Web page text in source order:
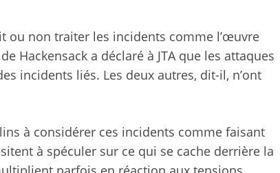
ou non traiter les incidents comme l’œuvre
Hackensack a déclaré à JTA que les attaques
incidents liés. Les deux autres, dit-il, n’ont
à considérer ces incidents comme faisant
à spéculer sur ce qui se cache derrière la